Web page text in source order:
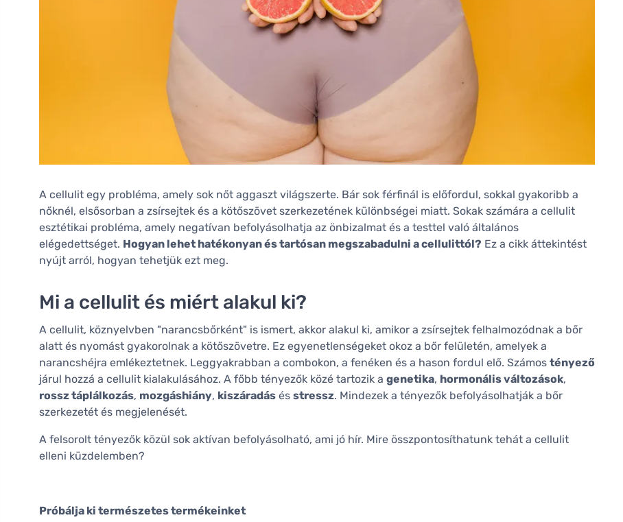
A cellulit egy probléma, amely sok nőt aggaszt világszerte. Bár sok férfinál is előfordul, sokkal gyakoribb a
nőknél, elsősorban a zsírsejtek és a kötőszövet szerkezetének különbségei miatt. Sokak számára a cellulit
esztétikai probléma, amely negatívan befolyásolhatja az önbizalmat és a testtel való általános
elégedettséget. Hogyan lehet hatékonyan és tartósan megszabadulni a cellulittól? Ez a cikk áttekintést
nyújt arról, hogyan tehetjük ezt meg.
Mi a cellulit és miért alakul ki?
A cellulit, köznyelvben "narancsbőrként" is ismert, akkor alakul ki, amikor a zsírsejtek felhalmozódnak a bőr
alatt és nyomást gyakorolnak a kötőszövetre. Ez egyenetlenségeket okoz a bőr felületén, amelyek a
narancshéjra emlékeztetnek. Leggyakrabban a combokon, a fenéken és a hason fordul elő. Számos tényező
járul hozzá a cellulit kialakulásához. A főbb tényezők közé tartozik a genetika, hormonális változások,
rossz táplálkozás, mozgáshiány, kiszáradás és stressz. Mindezek a tényezők befolyásolhatják a bőr
szerkezetét és megjelenését.
A felsorolt tényezők közül sok aktívan befolyásolható, ami jó hír. Mire összpontosíthatunk tehát a cellulit
elleni küzdelemben?
Próbálja ki természetes termékeinket